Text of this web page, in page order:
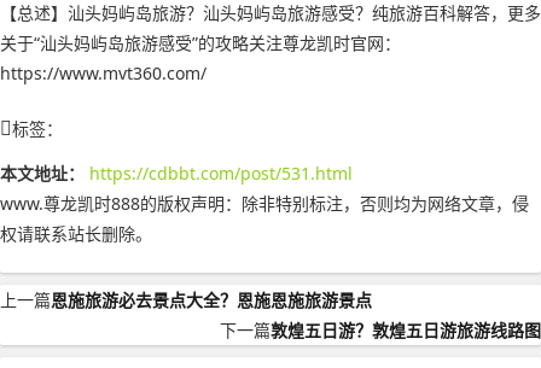
【总述】汕头妈屿岛旅游？汕头妈屿岛旅游感受？纯旅游百科解答，更多
关于“汕头妈屿岛旅游感受”的攻略关注尊龙凯时官网：
https://www.mvt360.com/
标签：
本文地址：
https://cdbbt.com/post/531.html
www.尊龙凯时888的版权声明： 除非特别标注，否则均为网络文章，侵
权请联系站长删除。
上一篇恩施旅游必去景点大全？恩施恩施旅游景点
下一篇敦煌五日游？敦煌五日游旅游线路图